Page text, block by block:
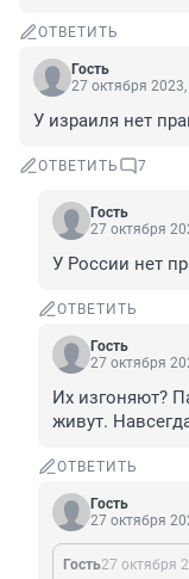
ОТВЕТИТЬ
Гость
27 октября
У израиля нет
ОТВЕТИТЬ 7
Гость
27 октября
У России нет
ОТВЕТИТЬ
Гость
27 октября
Их изгоняют?
живут.
ОТВЕТИТЬ
Гость
27 октября
Гость27 октября